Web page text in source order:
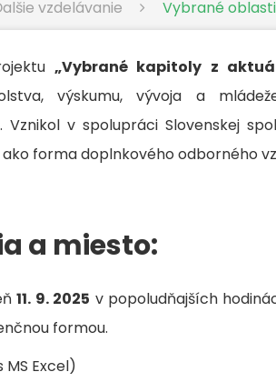
vzdelávanie Vybrané
„Vybrané kapitoly z
výskumu, vývoja a
Vznikol v spolupráci Slovenskej
forma doplnkového odborného
a miesto:
11. 9. 2025 v popoludňajších
formou.
Excel)